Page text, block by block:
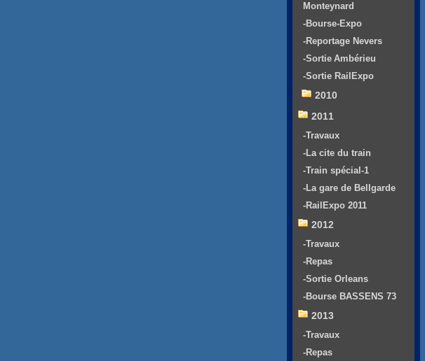
Monteynard
-Bourse-Expo
-Reportage Nevers
-Sortie Ambérieu
-Sortie RailExpo
2010
2011
-Travaux
-La cite du train
-Train spécial-1
-La gare de Bellgarde
-RailExpo 2011
2012
-Travaux
-Repas
-Sortie Orleans
-Bourse BASSENS 73
2013
-Travaux
-Repas